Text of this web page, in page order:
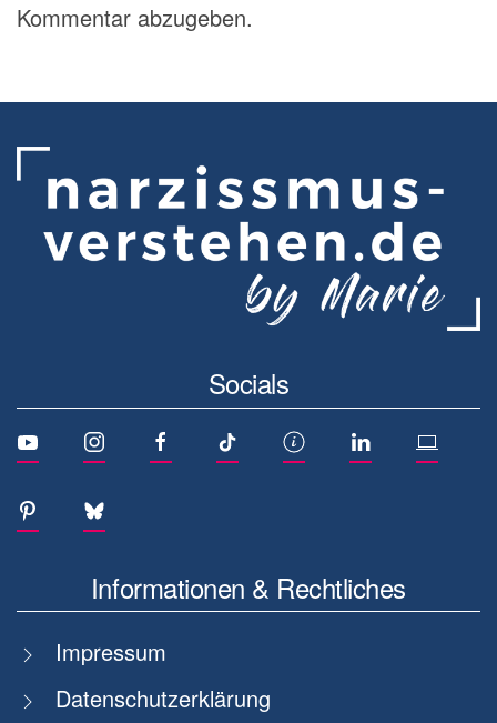
Kommentar abzugeben.
Socials
Informationen & Rechtliches
Impressum
Datenschutzerklärung